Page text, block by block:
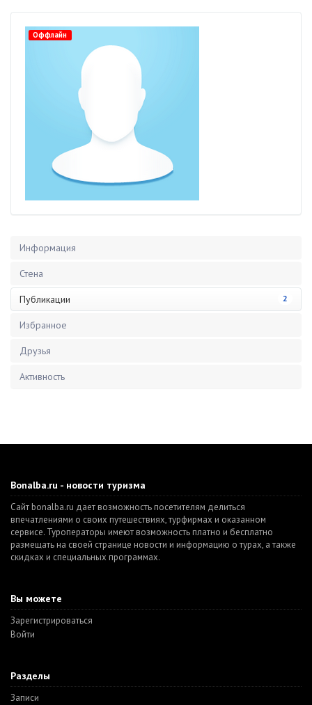
Оффлайн
Информация
Стена
Публикации 2
Избранное
Друзья
Активность
Bonalba.ru - новости туризма
Сайт bonalba.ru дает возможность посетителям делиться
впечатлениями о своих путешествиях, турфирмах и оказанном
сервисе. Туроператоры имеют возможность платно и бесплатно
размещать на своей странице новости и информацию о турах, а также
скидках и специальных программах.
Вы можете
Зарегистрироваться
Войти
Разделы
Записи